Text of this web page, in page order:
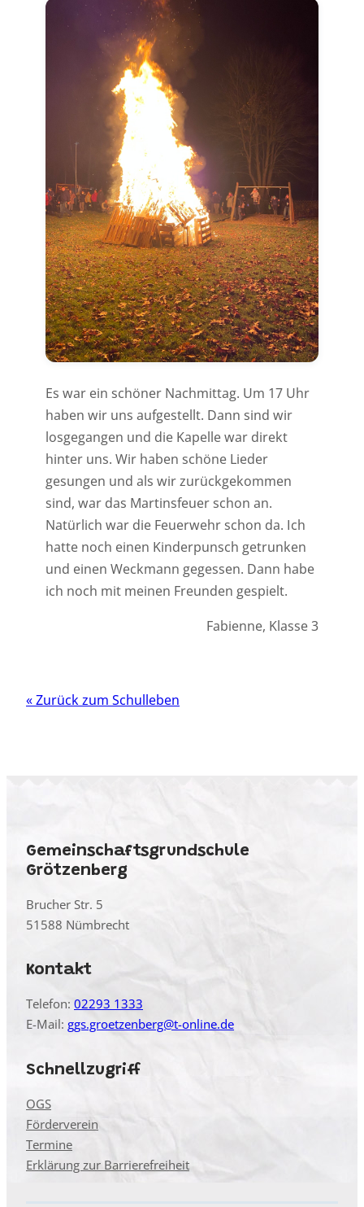
Es war ein schöner Nachmittag. Um 17 Uhr
haben wir uns aufgestellt. Dann sind wir
losgegangen und die Kapelle war direkt
hinter uns. Wir haben schöne Lieder
gesungen und als wir zurückgekommen
sind, war das Martinsfeuer schon an.
Natürlich war die Feuerwehr schon da. Ich
hatte noch einen Kinderpunsch getrunken
und einen Weckmann gegessen. Dann habe
ich noch mit meinen Freunden gespielt.
Fabienne, Klasse 3
« Zurück zum Schulleben
Gemeinschaftsgrundschule
Grötzenberg
Brucher Str. 5
51588 Nümbrecht
Kontakt
Telefon: 02293 1333
E-Mail: ggs.groetzenberg@t-online.de
Schnellzugriff
OGS
Förderverein
Termine
Erklärung zur Barrierefreiheit